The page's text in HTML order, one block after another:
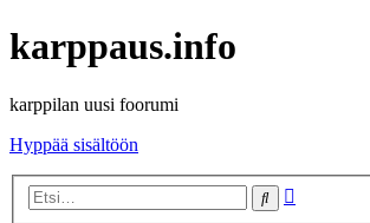
karppaus.info
karppilan uusi foorumi
Hyppää sisältöön
Etsi